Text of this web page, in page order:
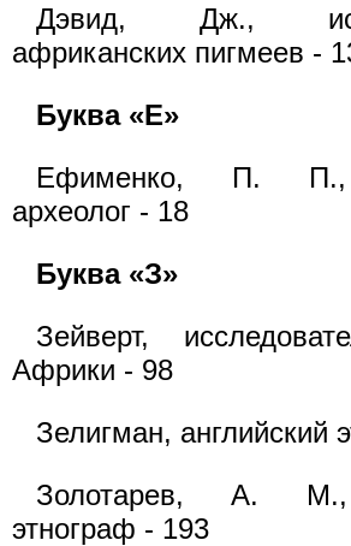
Дэвид, Дж.,
африканских пигмеев -
Буква «Е»
Ефименко, П. П.,
археолог - 18
Буква «З»
Зейверт,
Африки - 98
Зелигман, английский
Золотарев, А. М.,
этнограф - 193